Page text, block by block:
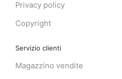
Privacy policy
Copyright
Servizio clienti
Magazzino vendite